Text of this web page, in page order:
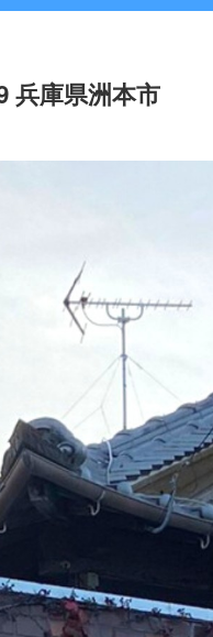
兵庫県洲本市